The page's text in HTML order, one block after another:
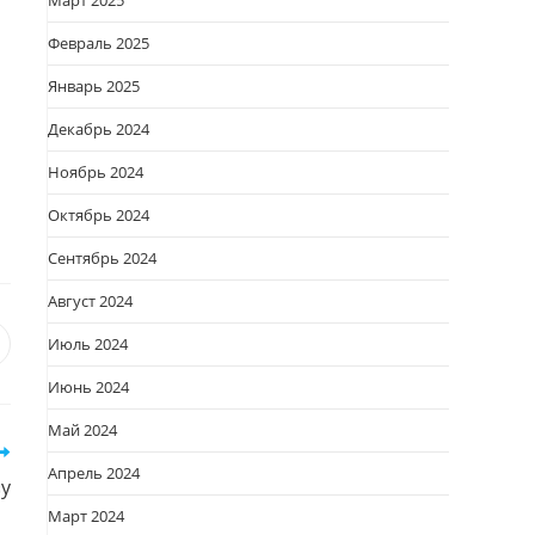
новом
Февраль 2025
Январь 2025
Декабрь 2024
Ноябрь 2024
Октябрь 2024
Сентябрь 2024
Август 2024
Июль 2024
Июнь 2024
Май 2024
Апрель 2024
Март 2024